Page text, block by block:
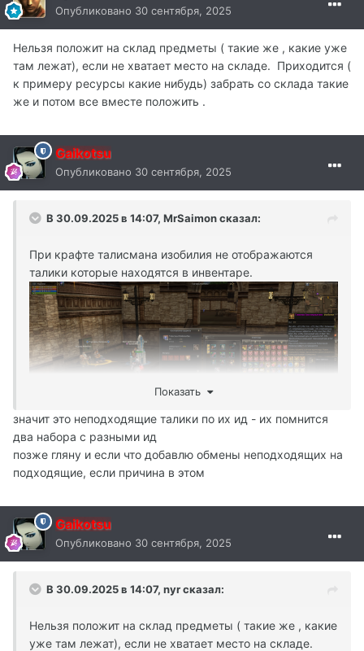
Опубликовано 30 сентября, 2025
Нельзя положит на склад предметы ( такие же , какие уже
там лежат), если не хватает место на складе. Приходится (
к примеру ресурсы какие нибудь) забрать со склада такие
же и потом все вместе положить .
Gaikotsu
Опубликовано 30 сентября, 2025
В 30.09.2025 в 14:07, MrSaimonсказал:
При крафте талисмана изобилия не отображаются
талики которые находятся в инвентаре.
Показать
значит это неподходящие талики по их ид - их помнится
два набора с разными ид
позже гляну и если что добавлю обмены неподходящих на
подходящие, если причина в этом
Gaikotsu
Опубликовано 30 сентября, 2025
В 30.09.2025 в 14:07, nyrсказал:
Нельзя положит на склад предметы ( такие же , какие
уже там лежат), если не хватает место на складе.